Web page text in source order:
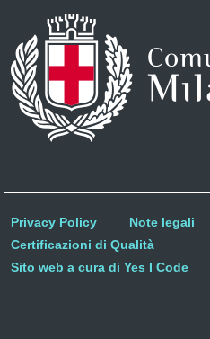
Privacy Policy
Note legali
Certificazioni di Qualità
Sito web a cura di Yes I Code